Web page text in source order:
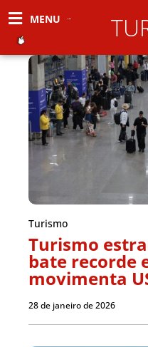
MENU
Turismo
Turismo
bate recorde
movimenta
28 de janeiro de 2026